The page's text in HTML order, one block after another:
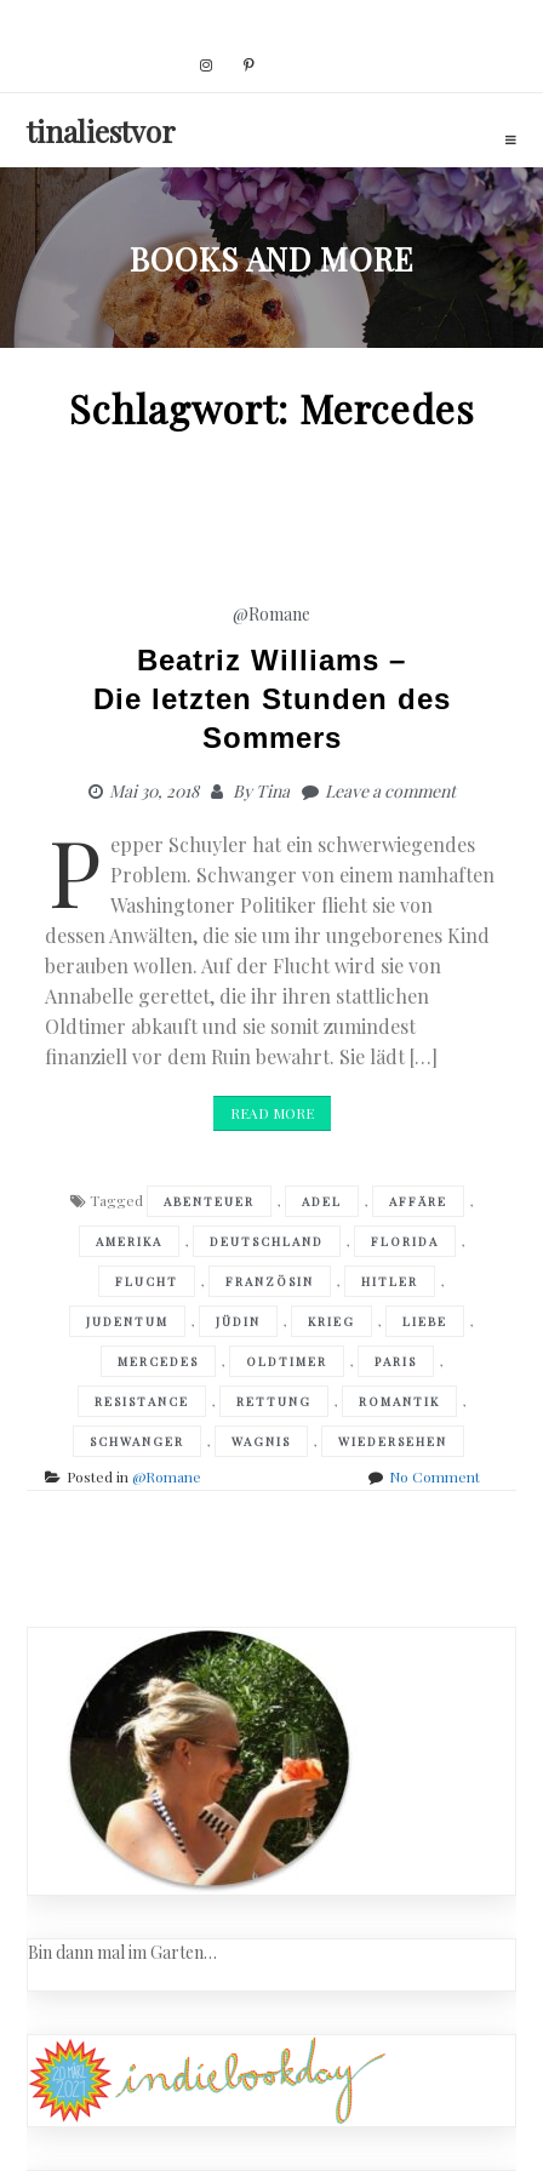
tinaliestvor
BOOKS AND MORE
Schlagwort: Mercedes
@Romane
Beatriz Williams –
Die letzten Stunden des
Sommers
Mai 30, 2018 ByTina Leave a comment
P epper Schuyler hat ein schwerwiegendes
Problem. Schwanger von einem namhaften
Washingtoner Politiker flieht sie von
dessen Anwälten, die sie um ihr ungeborenes Kind
berauben wollen. Auf der Flucht wird sie von
Annabelle gerettet, die ihr ihren stattlichen
Oldtimer abkauft und sie somit zumindest
finanziell vor dem Ruin bewahrt. Sie lädt […]
READ MORE
Tagged ABENTEUER , ADEL , AFFÄRE ,
AMERIKA , DEUTSCHLAND , FLORIDA ,
FLUCHT , FRANZÖSIN , HITLER ,
JUDENTUM , JÜDIN , KRIEG , LIEBE ,
MERCEDES , OLDTIMER , PARIS ,
RESISTANCE , RETTUNG , ROMANTIK ,
SCHWANGER , WAGNIS , WIEDERSEHEN
Posted in@Romane No Commenton
navigation
Bin dann mal im Garten…